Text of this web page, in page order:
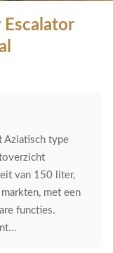
Escalator
Aziatisch type
van 150 liter,
met een
functies.